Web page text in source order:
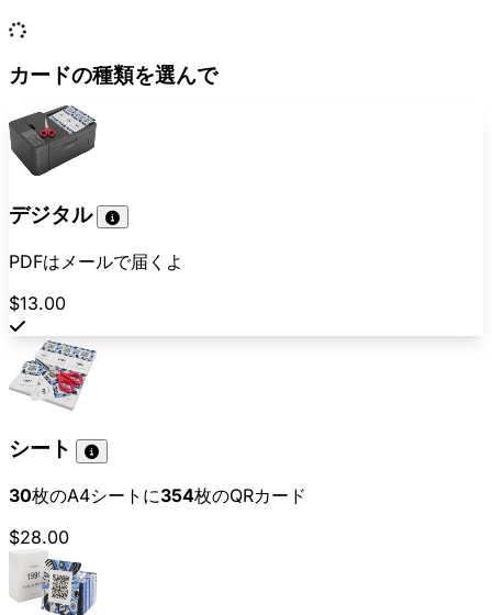
カードの種類を選んで
デジタル
PDFはメールで届くよ
$13.00
シート
30枚のA4シートに354枚のQRカード
$28.00